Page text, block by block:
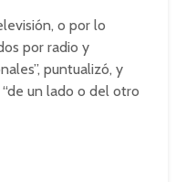
o por lo
por radio y
puntualizó, y
un lado o del otro